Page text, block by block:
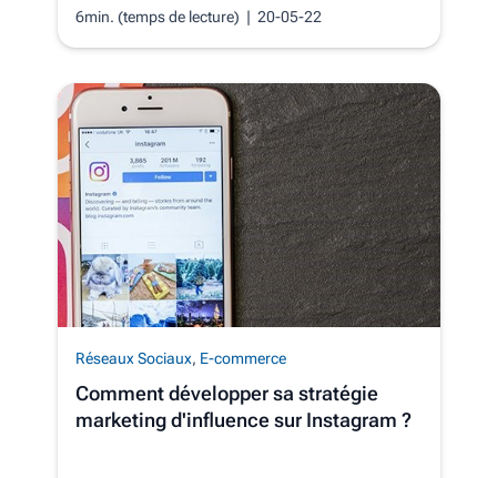
6min. (temps de lecture) | 20-05-22
Réseaux Sociaux, E-commerce
Comment développer sa stratégie
marketing d'influence sur Instagram ?